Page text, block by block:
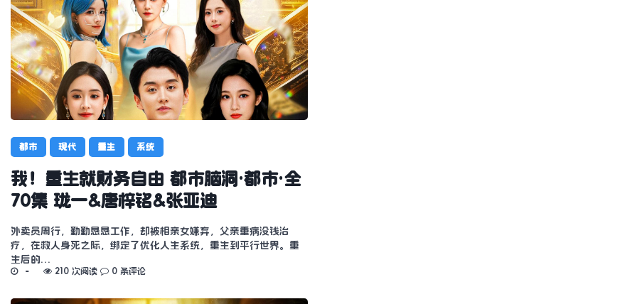
都市 现代 重生 系统
我！重生就财务自由 都市脑洞·都市·全
70集 珑一&唐梓铭&张亚迪
外卖员周行，勤勤恳恳工作，却被相亲女嫌弃，父亲重病没钱治
疗，在救人身死之际，绑定了优化人生系统，重生到平行世界。重
生后的…
210 次阅读 0 条评论